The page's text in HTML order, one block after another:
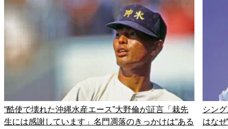
“酷使で壊れた沖縄水産エース”大野倫が証言「栽先
生には感謝しています」名門凋落のきっかけは“ある
シン
はな